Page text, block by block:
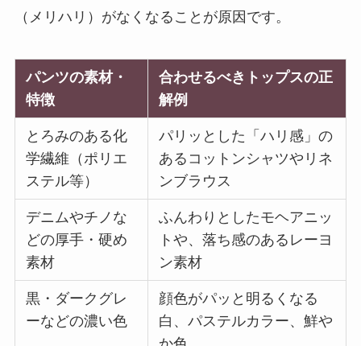
（メリハリ）がなくなることが原因です。
パンツの素材・
特徴
合わせるべきトップスの正
解例
とろみのある化
学繊維（ポリエ
ステル等）
パリッとした「ハリ感」の
あるコットンシャツやリネ
ンブラウス
デニムやチノな
どの厚手・硬め
素材
ふんわりとしたモヘアニッ
トや、落ち感のあるレーヨ
ン素材
黒・ダークグレ
ーなどの濃い色
顔色がパッと明るくなる
白、パステルカラー、鮮や